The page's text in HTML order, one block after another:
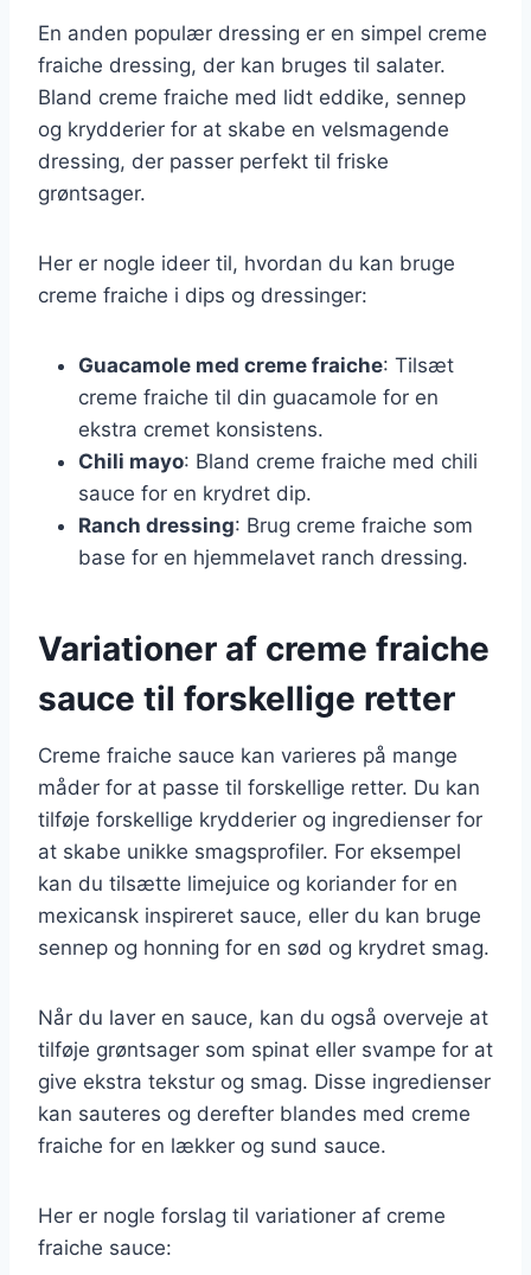
En anden populær dressing er en simpel creme
fraiche dressing, der kan bruges til salater.
Bland creme fraiche med lidt eddike, sennep
og krydderier for at skabe en velsmagende
dressing, der passer perfekt til friske
grøntsager.
Her er nogle ideer til, hvordan du kan bruge
creme fraiche i dips og dressinger:
Guacamole med creme fraiche: Tilsæt
creme fraiche til din guacamole for en
ekstra cremet konsistens.
Chili mayo: Bland creme fraiche med chili
sauce for en krydret dip.
Ranch dressing: Brug creme fraiche som
base for en hjemmelavet ranch dressing.
Variationer af creme fraiche
sauce til forskellige retter
Creme fraiche sauce kan varieres på mange
måder for at passe til forskellige retter. Du kan
tilføje forskellige krydderier og ingredienser for
at skabe unikke smagsprofiler. For eksempel
kan du tilsætte limejuice og koriander for en
mexicansk inspireret sauce, eller du kan bruge
sennep og honning for en sød og krydret smag.
Når du laver en sauce, kan du også overveje at
tilføje grøntsager som spinat eller svampe for at
give ekstra tekstur og smag. Disse ingredienser
kan sauteres og derefter blandes med creme
fraiche for en lækker og sund sauce.
Her er nogle forslag til variationer af creme
fraiche sauce: